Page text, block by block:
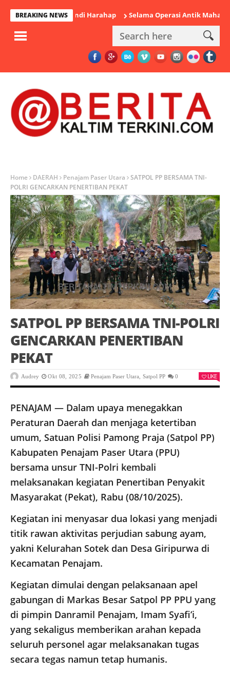
BREAKING NEWS
PPU Andi Harahap Selama Operasi Antik Mahakam 2026
Home DAERAH Penajam Paser Utara
SATPOL PP BERSAMA TNI-
POLRI GENCARKAN PENERTIBAN PEKAT
SATPOL PP BERSAMA TNI-POLRI
GENCARKAN PENERTIBAN
PEKAT
Audrey Okt 08, 2025 Penajam Paser Utara Satpol PP 0 LIKE
PENAJAM — Dalam upaya menegakkan
Peraturan Daerah dan menjaga ketertiban
umum, Satuan Polisi Pamong Praja (Satpol PP)
Kabupaten Penajam Paser Utara (PPU)
bersama unsur TNI-Polri kembali
melaksanakan kegiatan Penertiban Penyakit
Masyarakat (Pekat), Rabu (08/10/2025).
Kegiatan ini menyasar dua lokasi yang menjadi
titik rawan aktivitas perjudian sabung ayam,
yakni Kelurahan Sotek dan Desa Giripurwa di
Kecamatan Penajam.
Kegiatan dimulai dengan pelaksanaan apel
gabungan di Markas Besar Satpol PP PPU yang
di pimpin Danramil Penajam, Imam Syafi’i,
yang sekaligus memberikan arahan kepada
seluruh personel agar melaksanakan tugas
secara tegas namun tetap humanis.